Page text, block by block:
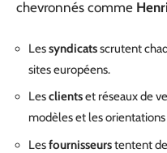
chevronnés comme
Lessyndicatsscrutent
sites européens.
Lesclientset réseaux de
modèles et les
Lesfournisseurstentent